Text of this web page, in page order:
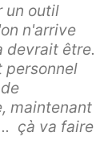
un outil
n'arrive
devrait être.
personnel
maintenant
çà va faire